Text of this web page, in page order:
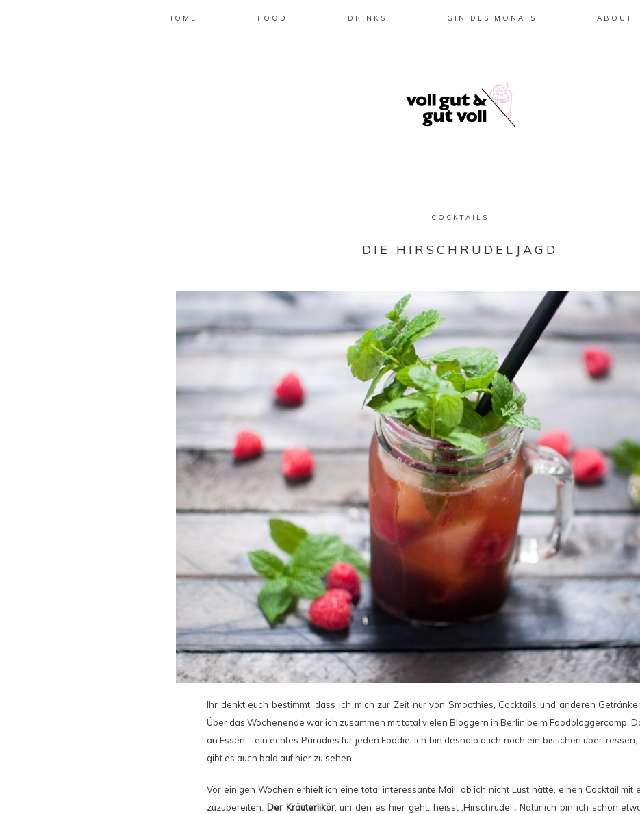
HOME FOOD DRINKS GIN DES MONATS ABOUT
COCKTAILS
DIE HIRSCHRUDELJAGD
Ihr denkt euch bestimmt, dass ich mich zur Zeit nur von Smoothies, Cocktails und anderen
Über das Wochenende war ich zusammen mit total vielen Bloggern in Berlin beim Foodbloggercamp.
an Essen – ein echtes Paradies für jeden Foodie. Ich bin deshalb auch noch ein bisschen
gibt es auch bald auf hier zu sehen.
Vor einigen Wochen erhielt ich eine total interessante Mail, ob ich nicht Lust hätte, einen Cocktail mit
zuzubereiten. Der Kräuterlikör, um den es hier geht, heisst‚Hirschrudel‘. Natürlich bin ich schon